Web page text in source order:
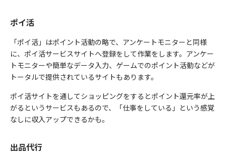
ポイ活
「ポイ活」はポイント活動の略で、アンケートモニターと同様
に、ポイ活サービスサイトへ登録をして作業をします。アンケー
トモニターや簡単なデータ入力、ゲームでのポイント活動などが
トータルで提供されているサイトもあります。
ポイ活サイトを通してショッピングをするとポイント還元率が上
がるというサービスもあるので、「仕事をしている」という感覚
なしに収入アップできるかも。
出品代行